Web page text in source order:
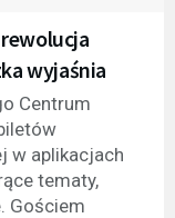
wyjaśnia
Centrum
w aplikacjach
tematy,
Gościem